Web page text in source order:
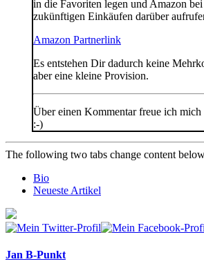
in die Favoriten legen und Amazon
zukünftigen Einkäufen darüber
Amazon Partnerlink
Es entstehen Dir dadurch keine
aber eine kleine Provision.
Über einen Kommentar freue ich mich
:-)
The following two tabs change content
Bio
Neueste Artikel
Jan B-Punkt